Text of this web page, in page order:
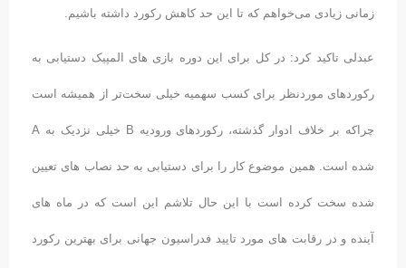
زمانی زیادی می‌خواهم که تا این حد کاهش رکورد داشته باشیم.
عبدلی تاکید کرد: در کل برای این دوره بازی های المپیک دستیابی به
رکوردهای موردنظر برای کسب سهمیه خیلی سخت‌تر از همیشه است
چراکه بر خلاف ادوار گذشته، رکوردهای ورودیه B خیلی نزدیک به A
شده است. همین موضوع کار را برای دستیابی به حد نصاب های تعیین
شده سخت کرده است با این حال تلاشم این است که در ماه های
آینده و در رقابت های مورد تایید فدراسیون جهانی برای بهترین رکورد